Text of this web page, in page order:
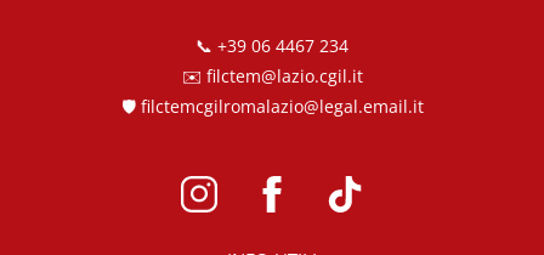
📞 +39 06 4467 234
✉️ filctem@lazio.cgil.it
🛡️ filctemcgilromalazio@legal.email.it